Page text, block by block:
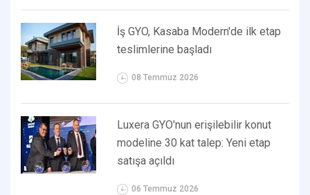
İş GYO, Kasaba Modern'de ilk etap
teslimlerine başladı
08 Temmuz 2026
Luxera GYO'nun erişilebilir konut
modeline 30 kat talep: Yeni etap
satışa açıldı
06 Temmuz 2026